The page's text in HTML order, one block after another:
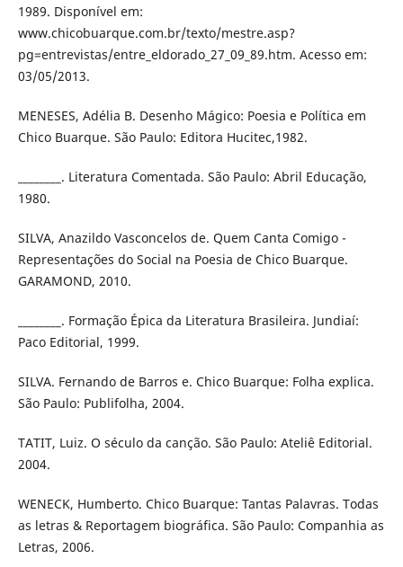
1989. Disponível em:
www.chicobuarque.com.br/texto/mestre.asp?
pg=entrevistas/entre_eldorado_27_09_89.htm. Acesso em:
03/05/2013.
MENESES, Adélia B. Desenho Mágico: Poesia e Política em
Chico Buarque. São Paulo: Editora Hucitec,1982.
________. Literatura Comentada. São Paulo: Abril Educação,
1980.
SILVA, Anazildo Vasconcelos de. Quem Canta Comigo -
Representações do Social na Poesia de Chico Buarque.
GARAMOND, 2010.
________. Formação Épica da Literatura Brasileira. Jundiaí:
Paco Editorial, 1999.
SILVA. Fernando de Barros e. Chico Buarque: Folha explica.
São Paulo: Publifolha, 2004.
TATIT, Luiz. O século da canção. São Paulo: Ateliê Editorial.
2004.
WENECK, Humberto. Chico Buarque: Tantas Palavras. Todas
as letras & Reportagem biográfica. São Paulo: Companhia as
Letras, 2006.